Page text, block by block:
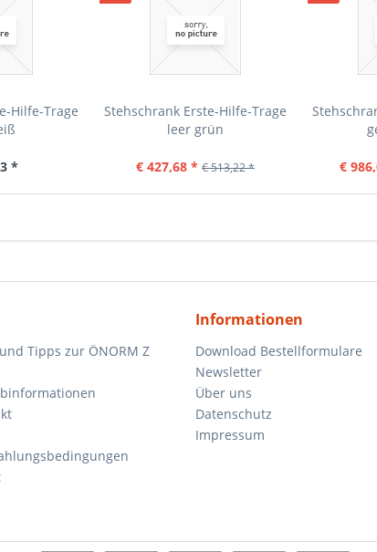
Hilfe-Trage
*
Stehschrank Erste-Hilfe-Trage
leer grün
€ 427,68 * € 513,22 * €
Tipps zur ÖNORM Z
Informationen
Download Bestellformulare
Newsletter
Über uns
Datenschutz
Impressum